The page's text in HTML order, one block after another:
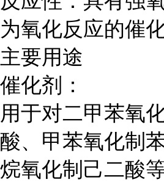
为氧化反应的催化
主要用途
催化剂：
用于对二甲苯氧
酸、甲苯氧化制
烷氧化制己二酸